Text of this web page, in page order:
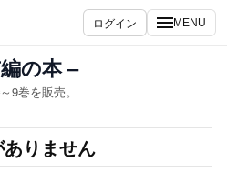
ログイン MENU
の本 –
9巻を販売。
りません